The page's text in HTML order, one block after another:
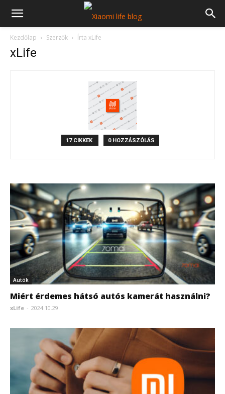
Kezdőlap Szerzők Írta xLife
xLife
17 CIKKEK 0 HOZZÁSZÓLÁS
Autók
Miért érdemes hátsó autós kamerát használni?
xLife - 2024.10.29.